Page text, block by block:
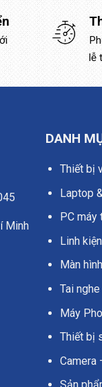
lễ
Minh
DANH
Thiết bị
Laptop
PC máy
Linh
Màn
Tai
Máy
Thiết bị
Camera